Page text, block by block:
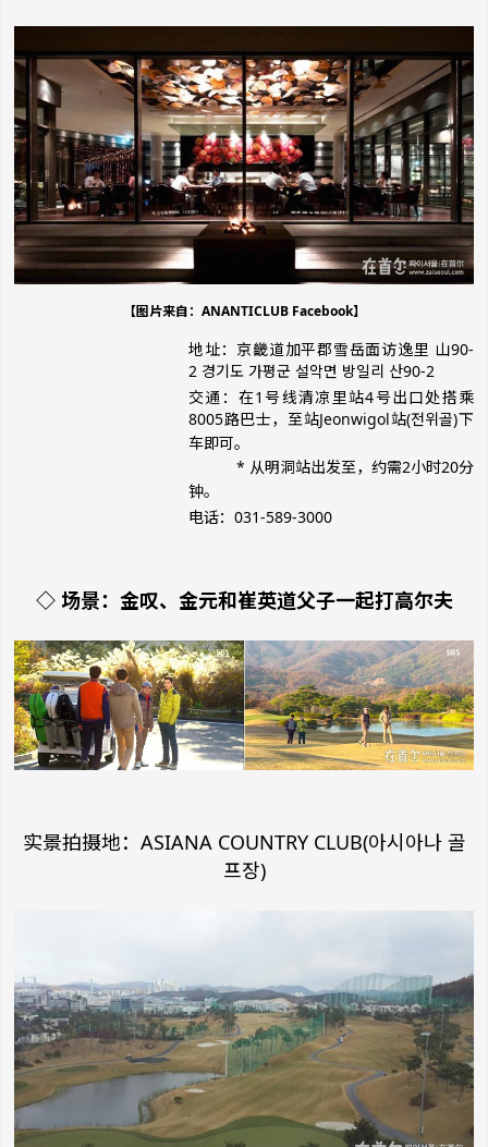
【图片来自：ANANTICLUB Facebook】
地址：京畿道加平郡雪岳面访逸里 山90-
2 경기도 가평군 설악면 방일리 산90-2
交通：在1号线清凉里站4号出口处搭乘
8005路巴士，至站Jeonwigol站(전위골)下
车即可。
* 从明洞站出发至，约需2小时20分
钟。
电话：031-589-3000
◇ 场景：金叹、金元和崔英道父子一起打高尔夫
实景拍摄地：ASIANA COUNTRY CLUB(아시아나 골
프장)